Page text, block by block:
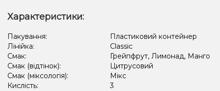
Кавун, Полуниця, Лід/Холодок, Малина
Лід/Холодок, Лемонграсс, Малина, Чорниця/Лохина
Лід/Холодок, Чорниця/Лохина
Характеристики:
Пакування:
Пластиковий контейнер
Лінійка:
Classic
Смак:
Грейпфрут, Лимонад, Манго
Смак (відтінок):
Цитрусовий
Смак (міксологія):
Мікс
Кислість:
3